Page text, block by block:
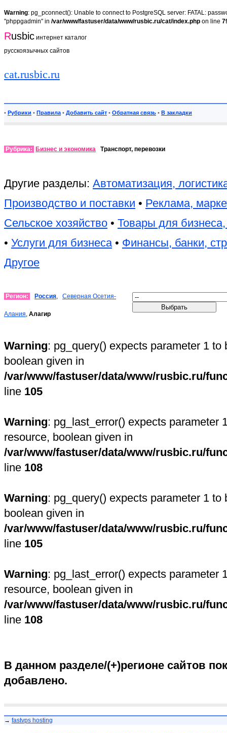
Warning: pg_pconnect(): Unable to connect to PostgreSQL server: FATAL:
"phppgadmin" in /var/www/fastuser/data/www/rusbic.ru/cat/index.php on line
Rusbic интернет каталог
русскоязычных сайтов
cat.rusbic.ru
• Рубрики • Правила • Добавить сайт • Обратная связь • В закладки
Рубрика: Бизнес и экономика Транспорт, перевозки
Другие разделы: Автоматизация,
Производство и поставки • Реклама,
Сельское хозяйство • Товары для
• Услуги для бизнеса• Финансы, банки,
Другое
Регион: Россия, Северная Осетия-
Алания, Алагир
Warning: pg_query() expects parameter 1 to
boolean given in
/var/www/fastuser/data/www/rusbic.ru/
line 105
Warning: pg_last_error() expects parameter
resource, boolean given in
/var/www/fastuser/data/www/rusbic.ru/
line 108
Warning: pg_query() expects parameter 1 to
boolean given in
/var/www/fastuser/data/www/rusbic.ru/
line 105
Warning: pg_last_error() expects parameter
resource, boolean given in
/var/www/fastuser/data/www/rusbic.ru/
line 108
В данном разделе/(+)регионе сайтов
добавлено.
→ fastvps hosting